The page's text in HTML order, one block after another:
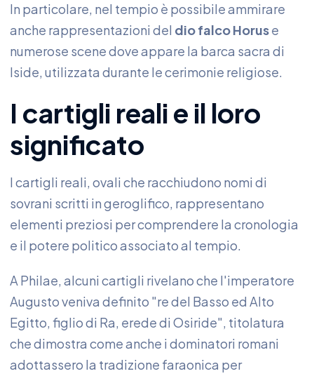
In particolare, nel tempio è possibile ammirare
anche rappresentazioni del dio falco Horuse
numerose scene dove appare la barca sacra di
Iside, utilizzata durante le cerimonie religiose.
I cartigli reali e il loro
significato
I cartigli reali, ovali che racchiudono nomi di
sovrani scritti in geroglifico, rappresentano
elementi preziosi per comprendere la cronologia
e il potere politico associato al tempio.
A Philae, alcuni cartigli rivelano che l'imperatore
Augusto veniva definito "re del Basso ed Alto
Egitto, figlio di Ra, erede di Osiride", titolatura
che dimostra come anche i dominatori romani
adottassero la tradizione faraonica per